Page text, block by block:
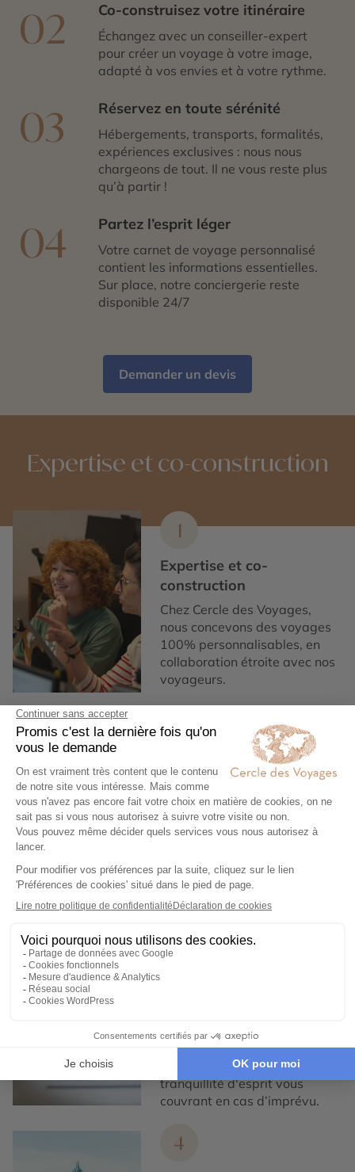
02 Co-construisez votre itinéraire
Échangez avec un conseiller-expert
pour créer un voyage à votre image,
adapté à vos envies et à votre rythme.
03 Réservez en toute sérénité
Hébergements, transports, formalités,
expériences exclusives : nous nous
chargeons de tout. Il ne vous reste plus
qu’à partir !
04 Partez l’esprit léger
Votre carnet de voyage personnalisé
contient les informations essentielles.
Sur place, notre conciergerie reste
disponible 24/7
Demander un devis
Expertise et co-construction
1
Expertise et co-
construction
Chez Cercle des Voyages,
nous concevons des voyages
100% personnalisables, en
collaboration étroite avec nos
voyageurs.
2
Engagement local et
responsabilité sociale
Nous collaborons
exclusivement avec des
partenaires locaux de
responsable, éthique,
authentique et de qualité.
3
francophone est disponible,
7/7 et nos assurances
Premium vous offrent une
tranquillité d'esprit vous
couvrant en cas d’imprévu.
4